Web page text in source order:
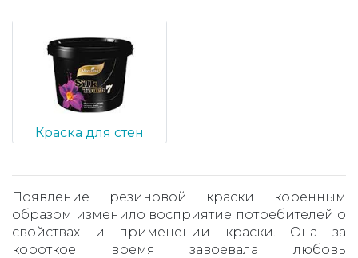
Краска для стен
Появление резиновой краски коренным
образом изменило восприятие потребителей о
свойствах и применении краски. Она за
короткое время завоевала любовь